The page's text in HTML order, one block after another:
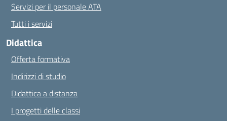
Servizi per il personale ATA
Tutti i servizi
Didattica
Offerta formativa
Indirizzi di studio
Didattica a distanza
I progetti delle classi